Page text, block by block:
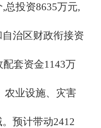
,总投资8635万元,
治区财政衔接资
套资金1143万
农业设施、灾害
预计带动2412